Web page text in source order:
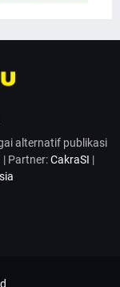
alternatif publikasi
| Partner:CakraSI |